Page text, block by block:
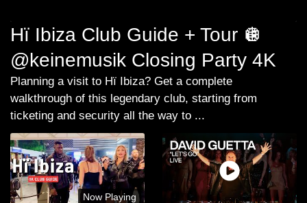
Hï Ibiza Club Guide + Tour 🪩
@keinemusik Closing Party 4K
Planning a visit to Hï Ibiza? Get a complete
walkthrough of this legendary club, starting from
ticketing and security all the way to ...
Now Playing